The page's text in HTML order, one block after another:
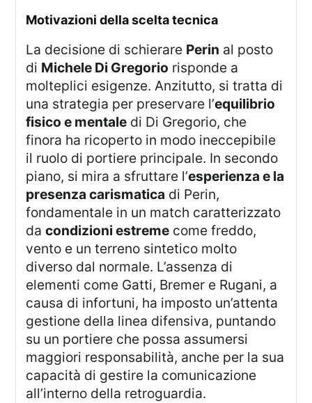
motivazioni della scelta tecnica
La decisione di schierare Perin al posto
di Michele Di Gregorio risponde a
molteplici esigenze. Anzitutto, si tratta di
una strategia per preservare l’equilibrio
fisico e mentale di Di Gregorio, che
finora ha ricoperto in modo ineccepibile
il ruolo di portiere principale. In secondo
piano, si mira a sfruttare l’esperienza e la
presenza carismatica di Perin,
fondamentale in un match caratterizzato
dacondizioni estreme come freddo,
vento e un terreno sintetico molto
diverso dal normale. L’assenza di
elementi come Gatti, Bremer e Rugani, a
causa di infortuni, ha imposto un’attenta
gestione della linea difensiva, puntando
su un portiere che possa assumersi
maggiori responsabilità, anche per la sua
capacità di gestire la comunicazione
all’interno della retroguardia.